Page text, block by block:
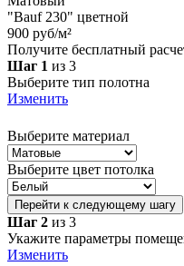
"Bauf 230" цветной
900 руб/м²
Получите бесплатный
Шаг 1 из 3
Выберите тип полотна
Изменить
Выберите материал
Выберите цвет потолка
Перейти к следующему шагу
Шаг 2 из 3
Укажите параметры
Изменить